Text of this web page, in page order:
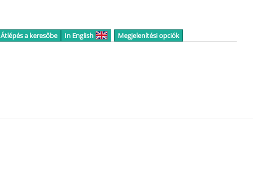
Átlépés a keresőbe In English Megjelenítési opciók